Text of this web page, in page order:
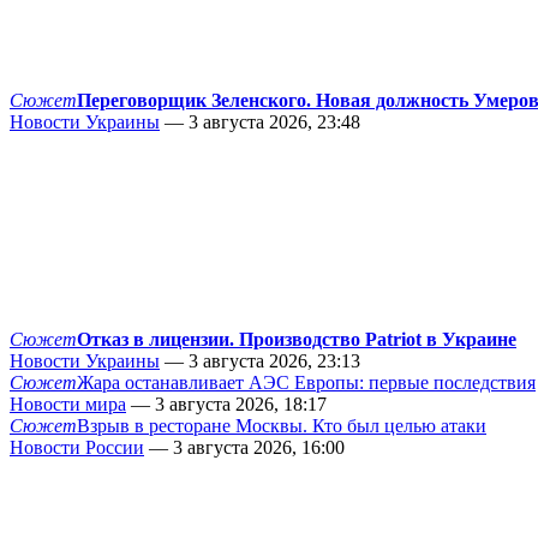
СюжетПереговорщик Зеленского. Новая должность
Новости Украины — 3 августа 2026, 23:48
СюжетОтказ в лицензии. Производство Patriot в Украине
Новости Украины — 3 августа 2026, 23:13
СюжетЖара останавливает АЭС Европы: первые последствия
Новости мира — 3 августа 2026, 18:17
СюжетВзрыв в ресторане Москвы. Кто был целью атаки
Новости России — 3 августа 2026, 16:00